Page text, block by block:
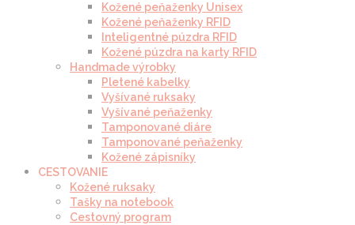
Kožené peňaženky Unisex
Kožené peňaženky RFID
Inteligentné púzdra RFID
Kožené púzdra na karty RFID
Handmade výrobky
Pletené kabelky
Vyšívané ruksaky
Vyšívané peňaženky
Tamponované diáre
Tamponované peňaženky
Kožené zápisníky
CESTOVANIE
Kožené ruksaky
Tašky na notebook
Cestovný program